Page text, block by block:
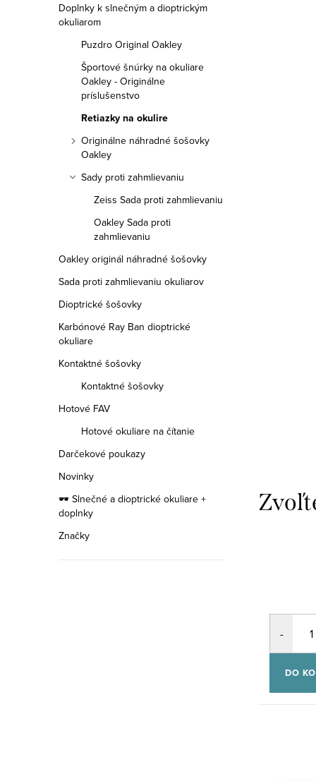
Doplnky k slnečným a dioptrickým
okuliarom
Puzdro Original Oakley
Športové šnúrky na okuliare
Oakley - Originálne
príslušenstvo
Retiazky na okulire
Originálne náhradné šošovky
Oakley
Sady proti zahmlievaniu
Zeiss Sada proti zahmlievaniu
Oakley Sada proti
zahmlievaniu
Oakley originál náhradné šošovky
Sada proti zahmlievaniu okuliarov
Dioptrické šošovky
Karbónové Ray Ban dioptrické
okuliare
Kontaktné šošovky
Kontaktné šošovky
Hotové FAV
Hotové okuliare na čítanie
Darčekové poukazy
Novinky
🕶️ Slnečné a dioptrické okuliare +
doplnky
Značky
DO